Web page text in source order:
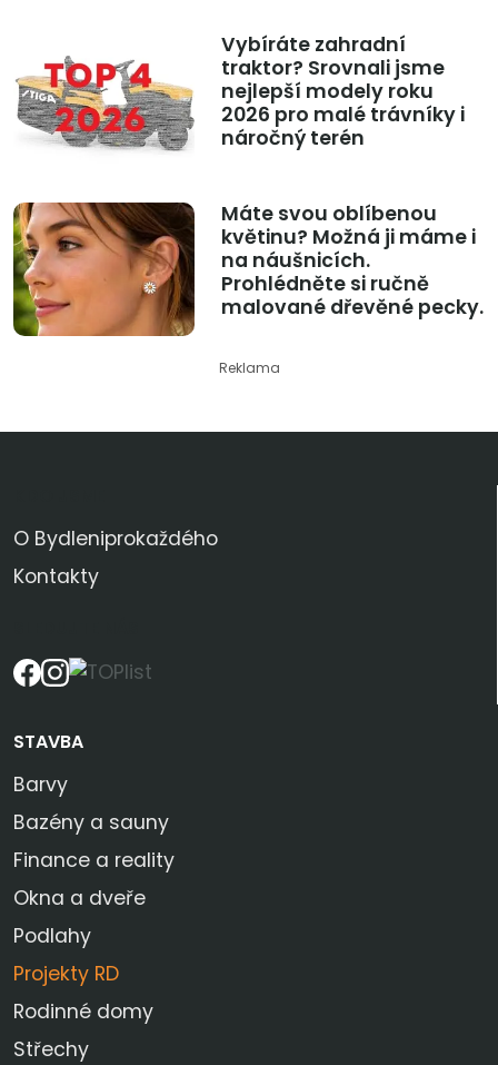
Vybíráte zahradní
traktor? Srovnali jsme
nejlepší modely roku
2026 pro malé trávníky i
náročný terén
Máte svou oblíbenou
květinu? Možná ji máme i
na náušnicích.
Prohlédněte si ručně
malované dřevěné pecky.
Reklama
O Bydleniprokaždého
Kontakty
STAVBA
Barvy
Bazény a sauny
Finance a reality
Okna a dveře
Podlahy
Projekty RD
Rodinné domy
Střechy